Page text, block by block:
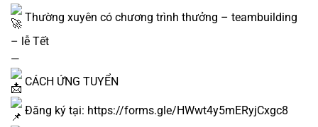
Thường xuyên có chương trình thưởng – teambuilding
– lễ Tết
—
CÁCH ỨNG TUYỂN
Đăng ký tại: https://forms.gle/HWwt4y5mERyjCxgc8